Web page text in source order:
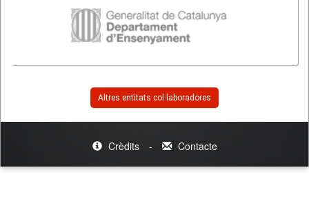
Altres entitats col·laboradores
Crèdits - Contacte